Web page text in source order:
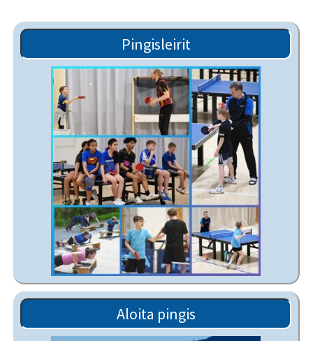
Pingisleirit
Aloita pingis